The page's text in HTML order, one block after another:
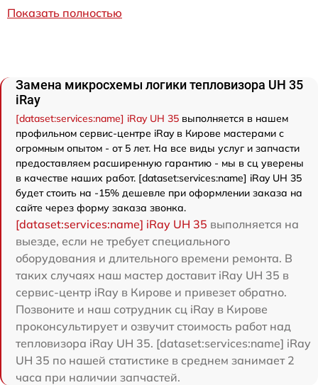
Показать полностью
Замена микросхемы логики тепловизора UH 35
iRay
[dataset:services:name] iRay UH 35 выполняется в нашем
профильном сервис-центре iRay в Кирове мастерами с
огромным опытом - от 5 лет. На все виды услуг и запчасти
предоставляем расширенную гарантию - мы в сц уверены
в качестве наших работ. [dataset:services:name] iRay UH 35
будет стоить на -15% дешевле при оформлении заказа на
сайте через форму заказа звонка.
[dataset:services:name] iRay UH 35 выполняется на
выезде, если не требует специального
оборудования и длительного времени ремонта. В
таких случаях наш мастер доставит iRay UH 35 в
сервис-центр iRay в Кирове и привезет обратно.
Позвоните и наш сотрудник сц iRay в Кирове
проконсультирует и озвучит стоимость работ над
тепловизора iRay UH 35. [dataset:services:name] iRay
UH 35 по нашей статистике в среднем занимает 2
часа при наличии запчастей.